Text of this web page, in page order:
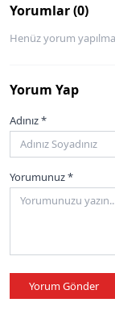
Yorumlar (0)
Henüz yorum
Yorum Yap
Adınız *
Yorumunuz *
Yorum Gönder